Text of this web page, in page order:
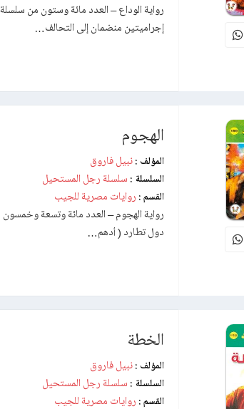
إجراميتين منضمان إلى التحالف…
الهجوم
المؤلف :نبيل فاروق
السلسلة : سلسلة رجل المستحيل
القسم : روايات مصرية للجيب
دول تطارد ( أدهم…
الخطة
المؤلف :نبيل فاروق
السلسلة : سلسلة رجل المستحيل
القسم : روايات مصرية للجيب